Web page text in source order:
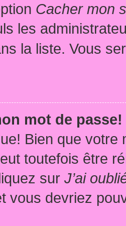
Cacher mon
les
la liste. Vous
mot de passe!
Bien que
toutefois être
sur J’ai
vous devriez